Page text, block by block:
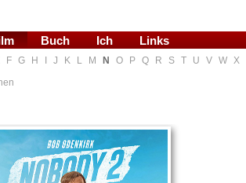
Buch Ich Links
F G H J K L M N O P Q R S T U V W X